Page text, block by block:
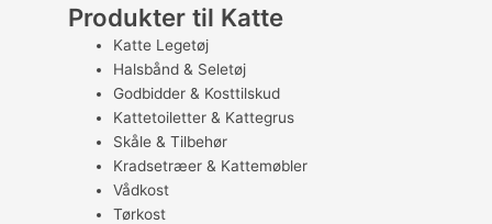
Produkter til Katte
Katte Legetøj
Halsbånd & Seletøj
Godbidder & Kosttilskud
Kattetoiletter & Kattegrus
Skåle & Tilbehør
Kradsetræer & Kattemøbler
Vådkost
Tørkost